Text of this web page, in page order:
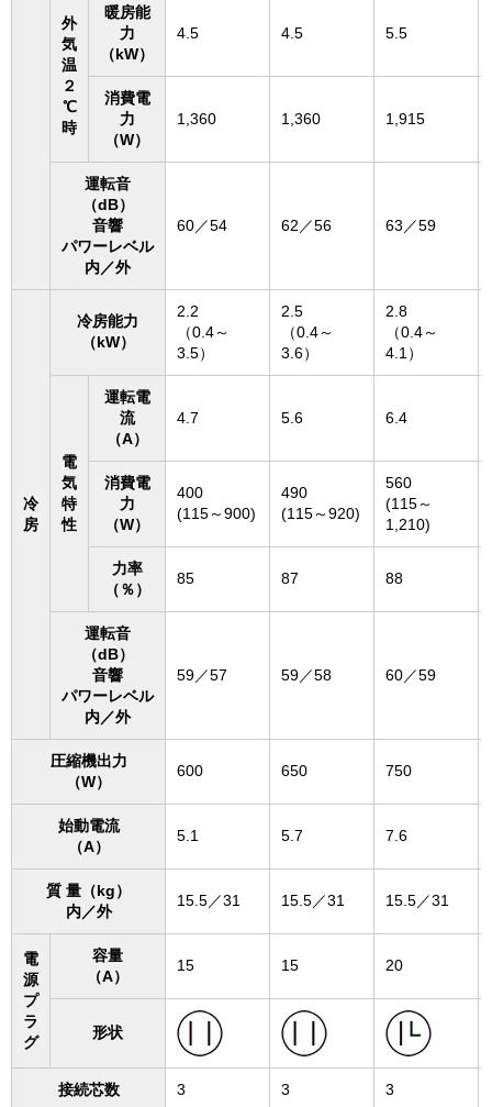
外
気
温
２
℃
時
暖房能
力
（kW）
4.5 4.5 5.5
消費電
力
（W）
1,360 1,360 1,915
運転音
（dB）
音響
パワーレベル
内／外
60／54 62／56 63／59
冷
房
冷房能力
（kW）
2.2
（0.4～
3.5）
2.5
（0.4～
3.6）
2.8
（0.4～
4.1）
電
気
特
性
運転電
流
（A）
4.7 5.6 6.4
消費電
力
（W）
400
(115～900)
490
(115～920)
560
(115～
1,210)
力率
（％）
85 87 88
運転音
（dB）
音響
パワーレベル
内／外
59／57 59／58 60／59
圧縮機出力
（W）
600 650 750
始動電流
（A）
5.1 5.7 7.6
質 量（kg）
内／外
15.5／31 15.5／31 15.5／31
電
源
プ
ラ
グ
容量
（A）
15 15 20
形状
接続芯数 3 3 3